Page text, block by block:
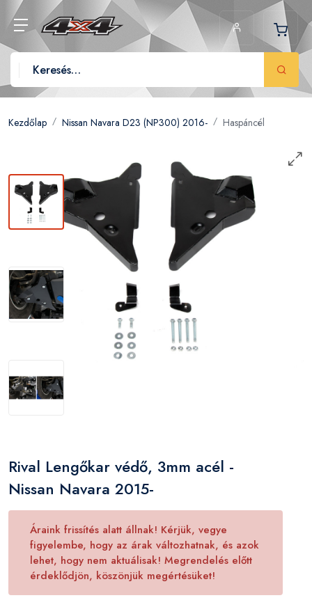
Kezdőlap Nissan Navara D23 (NP300) 2016- Haspáncél
Rival Lengőkar védő, 3mm acél -
Nissan Navara 2015-
Áraink frissítés alatt állnak! Kérjük, vegye
figyelembe, hogy az árak változhatnak, és azok
lehet, hogy nem aktuálisak! Megrendelés előtt
érdeklődjön, köszönjük megértésüket!